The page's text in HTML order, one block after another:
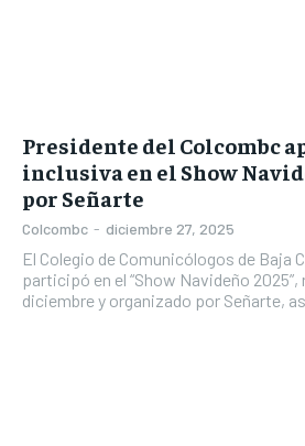
Presidente del Colcombc
inclusiva en el Show
por Señarte
Colcombc - diciembre 27, 2025
El Colegio de Comunicólogos de Baja
participó en el “Show Navideño 2025”,
diciembre y organizado por Señarte,